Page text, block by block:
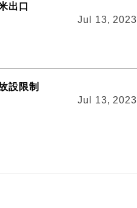
出口
Jul 13, 2023
設限制
Jul 13, 2023